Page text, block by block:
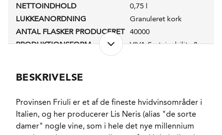
NETTOINDHOLD
0,75 l
LUKKEANORDNING
Granuleret kork
ANTAL FLASKER PRODUCERET 40000
PRODUKTIONSFORM
VIVA Sustainability &
PH-VÆRDI
SYREINDHOLD
6,18 g/l
SVOVLINDHOLD
93 mg/l
FADLAGRET
Ja
BESKRIVELSE
Provinsen Friuli er et af de fineste hvidvinsområder i
Italien, og her producerer Lis Neris (alias "de sorte
damer" nogle vine, som i hele det nye millennium